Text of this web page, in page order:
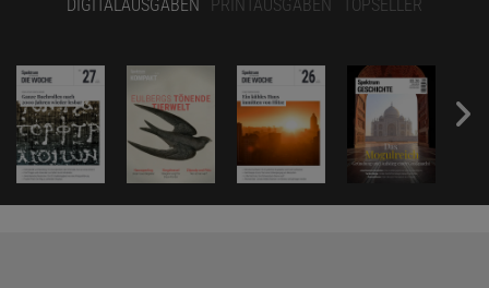
DIGITALAUSGABEN PRINTAUSGABEN TOPSELLER